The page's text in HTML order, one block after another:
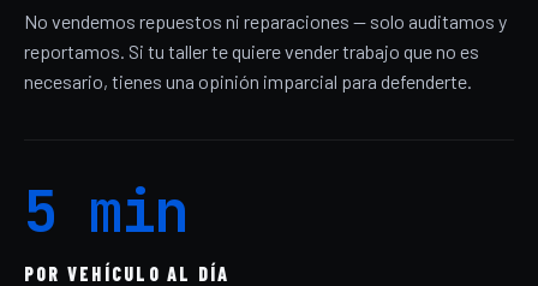
No vendemos repuestos ni reparaciones — solo auditamos y
reportamos. Si tu taller te quiere vender trabajo que no es
necesario, tienes una opinión imparcial para defenderte.
5 min
POR VEHÍCULO AL DÍA